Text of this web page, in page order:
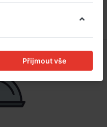
Přijmout vše